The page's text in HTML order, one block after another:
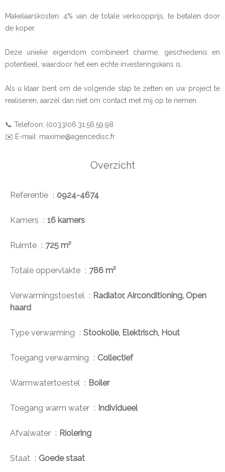
Makelaarskosten: 4% van de totale verkoopprijs, te betalen door
de koper.
Deze unieke eigendom combineert charme, geschiedenis en
potentieel, waardoor het een echte investeringskans is.
Als u klaar bent om de volgende stap te zetten en uw project te
realiseren, aarzel dan niet om contact met mij op te nemen.
📞 Telefoon: (0033)06.31.56.59.98
✉️ E-mail: maxime@agencedisc.fr
Overzicht
Referentie 0924-4674
Kamers 16 kamers
Ruimte 725 m²
Totale oppervlakte 786 m²
Verwarmingstoestel
Radiator, Airconditioning, Open
haard
Type verwarming Stookolie, Elektrisch, Hout
Toegang verwarming Collectief
Warmwatertoestel Boiler
Toegang warm water Individueel
Afvalwater Riolering
Staat Goede staat